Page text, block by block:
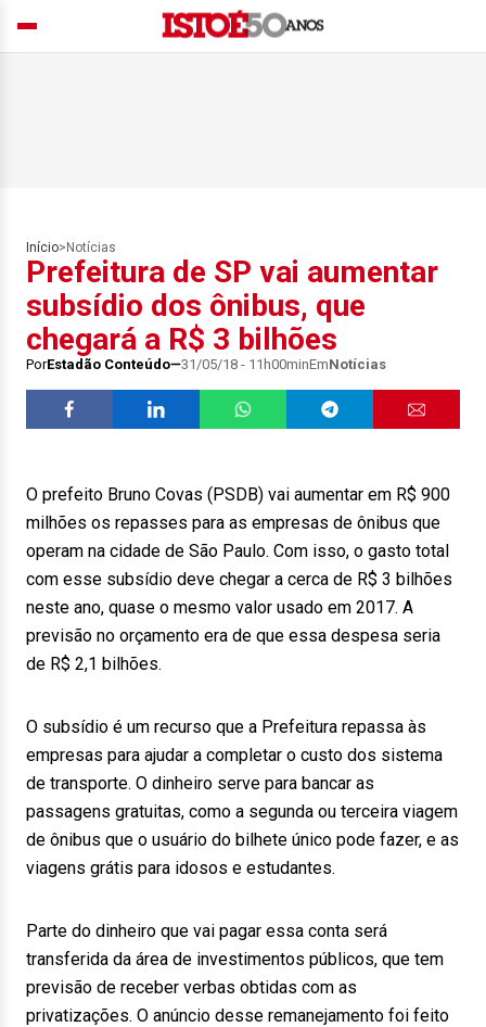
Início> Notícias
Prefeitura de SP vai aumentar
subsídio dos ônibus, que
chegará a R$ 3 bilhões
PorEstadão Conteúdo 31/05/18 - 11h00minEmNotícias
O prefeito Bruno Covas (PSDB) vai aumentar em R$ 900
milhões os repasses para as empresas de ônibus que
operam na cidade de São Paulo. Com isso, o gasto total
com esse subsídio deve chegar a cerca de R$ 3 bilhões
neste ano, quase o mesmo valor usado em 2017. A
previsão no orçamento era de que essa despesa seria
de R$ 2,1 bilhões.
O subsídio é um recurso que a Prefeitura repassa às
empresas para ajudar a completar o custo dos sistema
de transporte. O dinheiro serve para bancar as
passagens gratuitas, como a segunda ou terceira viagem
de ônibus que o usuário do bilhete único pode fazer, e as
viagens grátis para idosos e estudantes.
Parte do dinheiro que vai pagar essa conta será
transferida da área de investimentos públicos, que tem
previsão de receber verbas obtidas com as
privatizações. O anúncio desse remanejamento foi feito